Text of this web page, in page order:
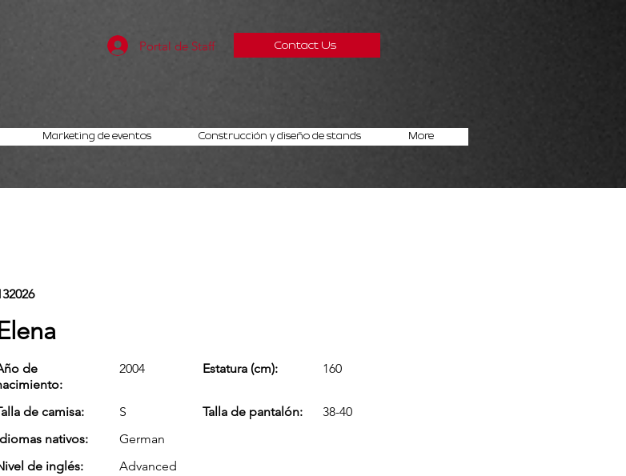
Portal de Staff Contact Us
Marketing de eventos Construcción y diseño de stands More
de
2004 Estatura (cm): 160
de camisa: S Talla de pantalón:
38-40
nativos:
German
de inglés:
Advanced